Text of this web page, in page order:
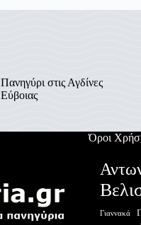
Πανηγύρι στις Αγδίνες
Εύβοιας
Όροι
Γιαννακά